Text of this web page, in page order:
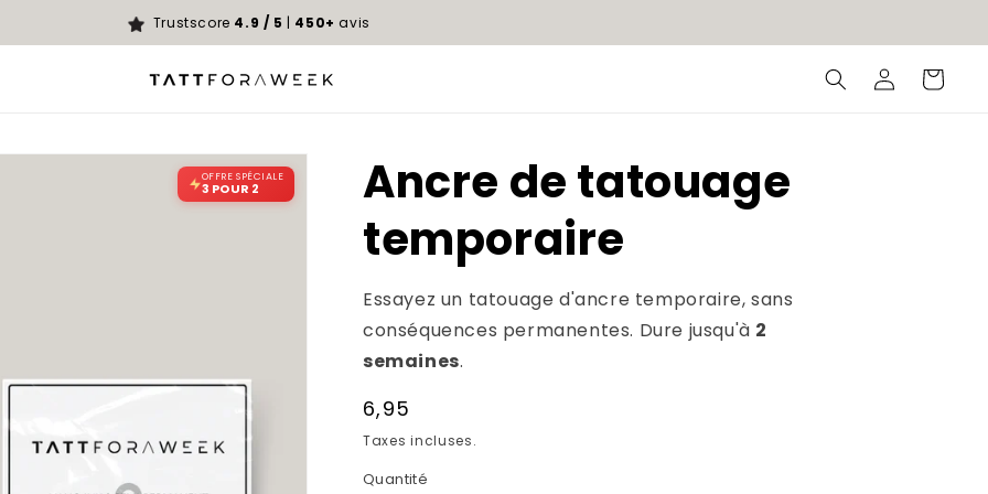
Trustscore 4.9 / 5 | 450+ avis
ConnexionPanier
OFFRE SPÉCIALE
3 POUR 2
Ancre de tatouage
temporaire
Essayez un tatouage d'ancre temporaire, sans
conséquences permanentes. Dure jusqu'à 2
semaines.
Prix
habituel
6,95
Taxes incluses.
Quantité